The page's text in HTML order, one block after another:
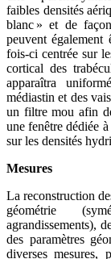
faibles densités
blanc » et de
peuvent également
fois-ci centrée sur
cortical des
apparaîtra
médiastin et des
un filtre mou afin
une fenêtre dédiée
sur les densités
Mesures
La reconstruction
géométrie
agrandissements),
des paramètres
diverses mesures,